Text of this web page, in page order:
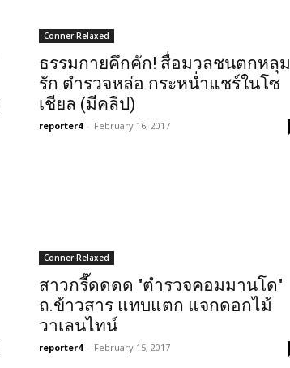
Conner Relaxed
ธรรมกายคึกคัก! สื่อมวลชนตกหลุม
รัก ตำรวจหล่อ กระหน่ำแชร์ในโซ
เชียล (มีคลิป)
reporter4 - February 16, 2017
Conner Relaxed
สาวกรี๊ดดดด "ตำรวจคอมมานโด"
ถ.ข้าวสาร แทบแตก แจกดอกไม้
วาเลนไทน์
reporter4 - February 15, 2017